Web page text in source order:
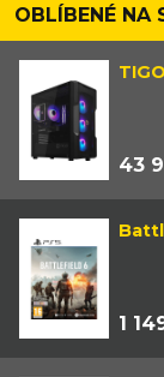
OBLÍBENÉ NA
43
1